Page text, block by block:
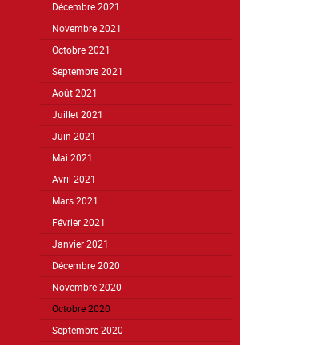
Décembre 2021
Novembre 2021
Octobre 2021
Septembre 2021
Août 2021
Juillet 2021
Juin 2021
Mai 2021
Avril 2021
Mars 2021
Février 2021
Janvier 2021
Décembre 2020
Novembre 2020
Octobre 2020
Septembre 2020